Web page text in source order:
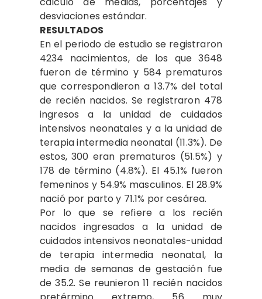
desviaciones estándar.
RESULTADOS
En el periodo de estudio se registraron
4234 nacimientos, de los que 3648
fueron de término y 584 prematuros
que correspondieron a 13.7% del total
de recién nacidos. Se registraron 478
ingresos a la unidad de cuidados
intensivos neonatales y a la unidad de
terapia intermedia neonatal (11.3%). De
estos, 300 eran prematuros (51.5%) y
178 de término (4.8%). El 45.1% fueron
femeninos y 54.9% masculinos. El 28.9%
nació por parto y 71.1% por cesárea.
Por lo que se refiere a los recién
nacidos ingresados a la unidad de
cuidados intensivos neonatales-unidad
de terapia intermedia neonatal, la
media de semanas de gestación fue
de 35.2. Se reunieron 11 recién nacidos